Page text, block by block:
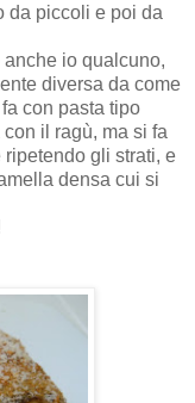
da piccoli e poi da
io qualcuno,
diversa da come
con pasta tipo
il ragù, ma si fa
ripetendo gli strati, e
densa cui si